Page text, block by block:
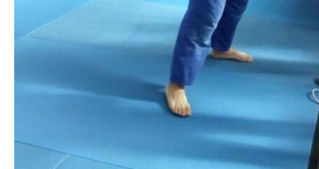
Комментарий